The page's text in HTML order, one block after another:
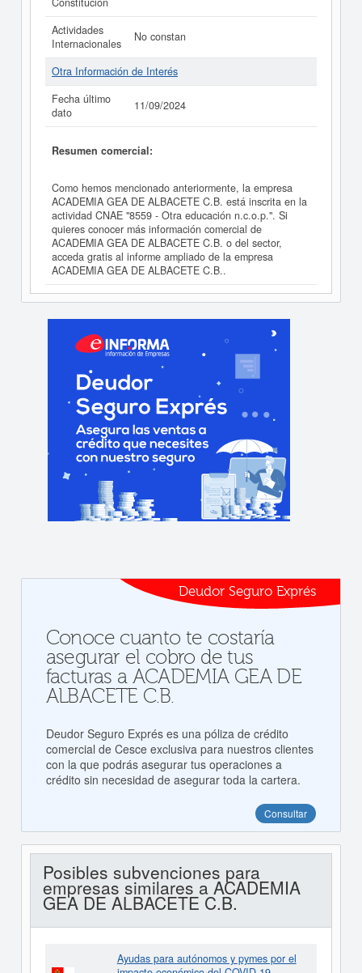
Actividades
Internacionales
No constan
Otra Información de Interés
Fecha último
dato
11/09/2024
Resumen comercial:
Como hemos mencionado anteriormente, la empresa
ACADEMIA GEA DE ALBACETE C.B. está inscrita en la
actividad CNAE "8559 - Otra educación n.c.o.p.". Si
quieres conocer más información comercial de
ACADEMIA GEA DE ALBACETE C.B. o del sector,
acceda gratis al informe ampliado de la empresa
ACADEMIA GEA DE ALBACETE C.B..
Deudor Seguro Exprés
Conoce cuanto te costaría
asegurar el cobro de tus
facturas a ACADEMIA GEA DE
ALBACETE C.B.
Deudor Seguro Exprés es una póliza de crédito
comercial de Cesce exclusiva para nuestros clientes
con la que podrás asegurar tus operaciones a
crédito sin necesidad de asegurar toda la cartera.
Consultar
Posibles subvenciones para
empresas similares a ACADEMIA
GEA DE ALBACETE C.B.
Ayudas para autónomos y pymes por el